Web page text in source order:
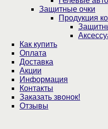
Защитные очки
Продукция
Как купить
Оплата
Доставка
Акции
Информация
Контакты
Заказать звонок!
Отзывы